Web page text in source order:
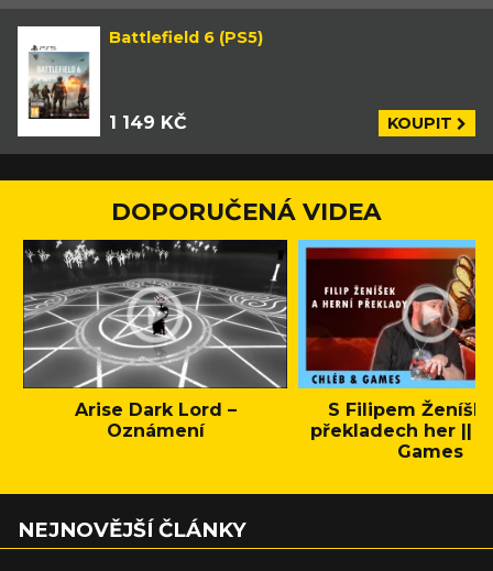
Battlefield 6 (PS5)
1 149 KČ KOUPIT
DOPORUČENÁ VIDEA
Arise Dark Lord –
Oznámení
S Filipem
překladech her ||
Games
NEJNOVĚJŠÍ ČLÁNKY